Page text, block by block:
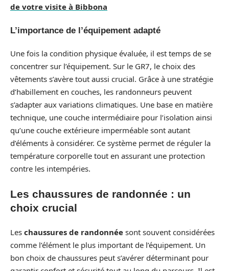
de votre visite à Bibbona
L’importance de l’équipement adapté
Une fois la condition physique évaluée, il est temps de se
concentrer sur l’équipement. Sur le GR7, le choix des
vêtements s’avère tout aussi crucial. Grâce à une stratégie
d’habillement en couches, les randonneurs peuvent
s’adapter aux variations climatiques. Une base en matière
technique, une couche intermédiaire pour l’isolation ainsi
qu’une couche extérieure imperméable sont autant
d’éléments à considérer. Ce système permet de réguler la
température corporelle tout en assurant une protection
contre les intempéries.
Les chaussures de randonnée : un
choix crucial
Les chaussures de randonnée sont souvent considérées
comme l’élément le plus important de l’équipement. Un
bon choix de chaussures peut s’avérer déterminant pour